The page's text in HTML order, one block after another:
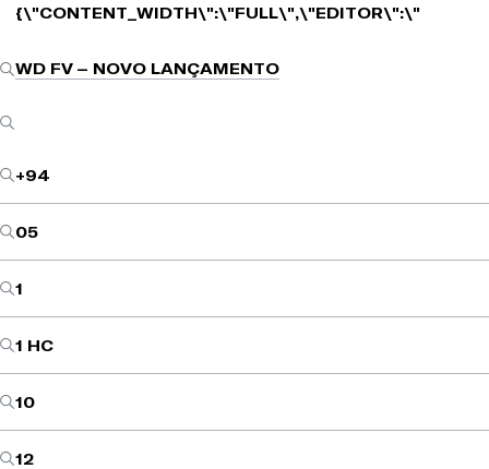
{\"CONTENT_WIDTH\":\"FULL\",\"EDITOR\":\"
WD FV – NOVO LANÇAMENTO
+94
05
1
1 HC
10
12